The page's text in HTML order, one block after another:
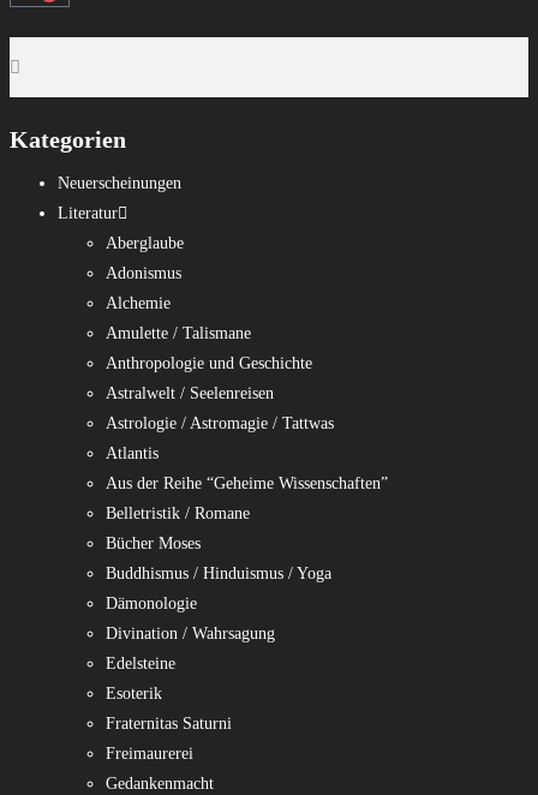
Kategorien
Neuerscheinungen
Literatur
Aberglaube
Adonismus
Alchemie
Amulette / Talismane
Anthropologie und Geschichte
Astralwelt / Seelenreisen
Astrologie / Astromagie / Tattwas
Atlantis
Aus der Reihe “Geheime Wissenschaften”
Belletristik / Romane
Bücher Moses
Buddhismus / Hinduismus / Yoga
Dämonologie
Divination / Wahrsagung
Edelsteine
Esoterik
Fraternitas Saturni
Freimaurerei
Gedankenmacht